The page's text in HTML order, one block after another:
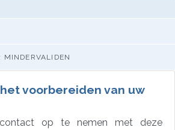
MINDERVALIDEN
voorbereiden van uw
op te nemen met deze